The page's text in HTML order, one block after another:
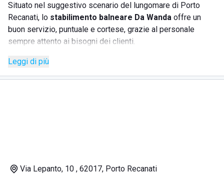
Situato nel suggestivo scenario del lungomare di Porto
Recanati, lo stabilimento balneare Da Wanda offre un
buon servizio, puntuale e cortese, grazie al personale
sempre attento ai bisogni dei clienti.
Una spiaggia ampia e pulita accoglie i bagnanti, che
possono godere del relax desiderato durante la vacanza,
pronto a soddisfare le esigenze dei bagnanti;
Leggi di più
Via Lepanto, 10 , 62017, Porto Recanati